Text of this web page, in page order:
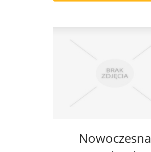
Nowoczesna